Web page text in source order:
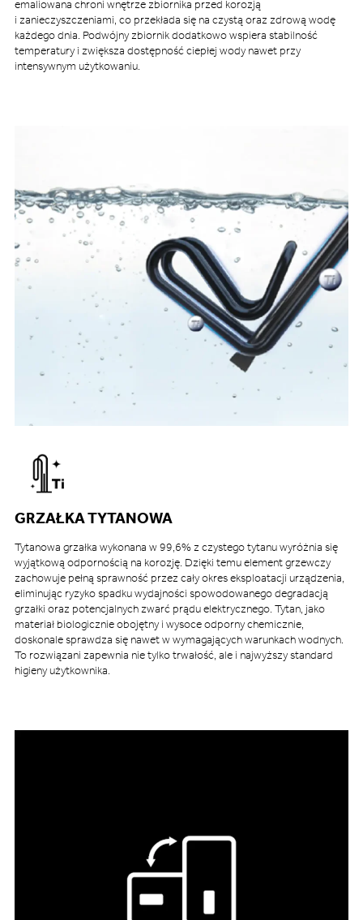
emaliowana chroni wnętrze zbiornika przed korozją
i zanieczyszczeniami, co przekłada się na czystą oraz zdrową wodę
każdego dnia. Podwójny zbiornik dodatkowo wspiera stabilność
temperatury i zwiększa dostępność ciepłej wody nawet przy
intensywnym użytkowaniu.
GRZAŁKA TYTANOWA
Tytanowa grzałka wykonana w 99,6% z czystego tytanu wyróżnia się
wyjątkową odpornością na korozję. Dzięki temu element grzewczy
zachowuje pełną sprawność przez cały okres eksploatacji urządzenia,
eliminując ryzyko spadku wydajności spowodowanego degradacją
grzałki oraz potencjalnych zwarć prądu elektrycznego. Tytan, jako
materiał biologicznie obojętny i wysoce odporny chemicznie,
doskonale sprawdza się nawet w wymagających warunkach wodnych.
To rozwiązani zapewnia nie tylko trwałość, ale i najwyższy standard
higieny użytkownika.